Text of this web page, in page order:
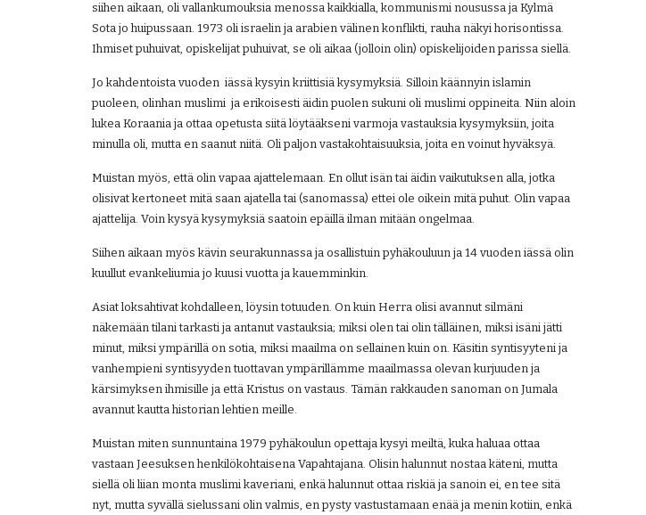
siihen aikaan, oli vallankumouksia menossa kaikkialla, kommunismi nousussa ja Kylmä
Sota jo huipussaan. 1973 oli israelin ja arabien välinen konflikti, rauha näkyi horisontissa.
Ihmiset puhuivat, opiskelijat puhuivat, se oli aikaa (jolloin olin) opiskelijoiden parissa siellä.
Jo kahdentoista vuoden  iässä kysyin kriittisiä kysymyksiä. Silloin käännyin islamin
puoleen, olinhan muslimi  ja erikoisesti äidin puolen sukuni oli muslimi oppineita. Niin aloin
lukea Koraania ja ottaa opetusta siitä löytääkseni varmoja vastauksia kysymyksiin, joita
minulla oli, mutta en saanut niitä. Oli paljon vastakohtaisuuksia, joita en voinut hyväksyä.
Muistan myös, että olin vapaa ajattelemaan. En ollut isän tai äidin vaikutuksen alla, jotka
olisivat kertoneet mitä saan ajatella tai (sanomassa) ettei ole oikein mitä puhut. Olin vapaa
ajattelija. Voin kysyä kysymyksiä saatoin epäillä ilman mitään ongelmaa.
Siihen aikaan myös kävin seurakunnassa ja osallistuin pyhäkouluun ja 14 vuoden iässä olin
kuullut evankeliumia jo kuusi vuotta ja kauemminkin.
Asiat loksahtivat kohdalleen, löysin totuuden. On kuin Herra olisi avannut silmäni
näkemään tilani tarkasti ja antanut vastauksia; miksi olen tai olin tälläinen, miksi isäni jätti
minut, miksi ympärillä on sotia, miksi maailma on sellainen kuin on. Käsitin syntisyyteni ja
vanhempieni syntisyyden tuottavan ympärillämme maailmassa olevan kurjuuden ja
kärsimyksen ihmisille ja että Kristus on vastaus. Tämän rakkauden sanoman on Jumala
avannut kautta historian lehtien meille.
Muistan miten sunnuntaina 1979 pyhäkoulun opettaja kysyi meiltä, kuka haluaa ottaa
vastaan Jeesuksen henkilökohtaisena Vapahtajana. Olisin halunnut nostaa käteni, mutta
siellä oli liian monta muslimi kaveriani, enkä halunnut ottaa riskiä ja sanoin ei, en tee sitä
nyt, mutta syvällä sielussani olin valmis, en pysty vastustamaan enää ja menin kotiin, enkä